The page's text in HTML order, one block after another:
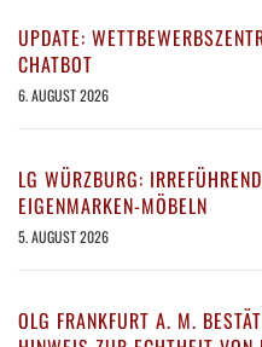
UPDATE:
CHATBOT
6. AUGUST 2026
LG WÜRZBURG:
EIGENMARKEN-MÖBELN
5. AUGUST 2026
OLG FRANKFURT A. M.